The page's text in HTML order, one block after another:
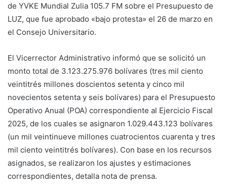
de YVKE Mundial Zulia 105.7 FM sobre el Presupuesto de
LUZ, que fue aprobado «bajo protesta» el 26 de marzo en
el Consejo Universitario.
El Vicerrector Administrativo informó que se solicitó un
monto total de 3.123.275.976 bolívares (tres mil ciento
veintitrés millones doscientos setenta y cinco mil
novecientos setenta y seis bolívares) para el Presupuesto
Operativo Anual (POA) correspondiente al Ejercicio Fiscal
2025, de los cuales se asignaron 1.029.443.123 bolívares
(un mil veintinueve millones cuatrocientos cuarenta y tres
mil ciento veintitrés bolívares). Con base en los recursos
asignados, se realizaron los ajustes y estimaciones
correspondientes, detalla nota de prensa.